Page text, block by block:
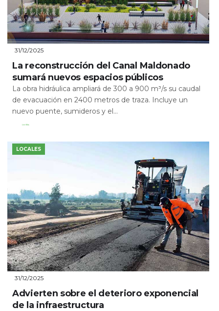
31/12/2025
La reconstrucción del Canal Maldonado
sumará nuevos espacios públicos
La obra hidráulica ampliará de 300 a 900 m³/s su caudal
de evacuación en 2400 metros de traza. Incluye un
nuevo puente, sumideros y el...
Leer Más
LOCALES
31/12/2025
Advierten sobre el deterioro exponencial
de la infraestructura